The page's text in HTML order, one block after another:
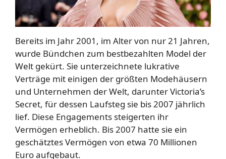
Bereits im Jahr 2001, im Alter von nur 21 Jahren,
wurde Bündchen zum bestbezahlten Model der
Welt gekürt. Sie unterzeichnete lukrative
Verträge mit einigen der größten Modehäusern
und Unternehmen der Welt, darunter Victoria’s
Secret, für dessen Laufsteg sie bis 2007 jährlich
lief. Diese Engagements steigerten ihr
Vermögen erheblich. Bis 2007 hatte sie ein
geschätztes Vermögen von etwa 70 Millionen
Euro aufgebaut.